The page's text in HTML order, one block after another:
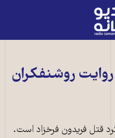
روشنفکران
مرداد سالگرد قتل فریدون فرخزاد است.